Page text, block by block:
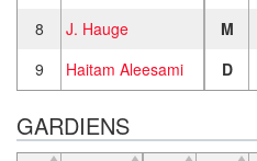
8
J. Hauge M
9
Haitam Aleesami D
GARDIENS